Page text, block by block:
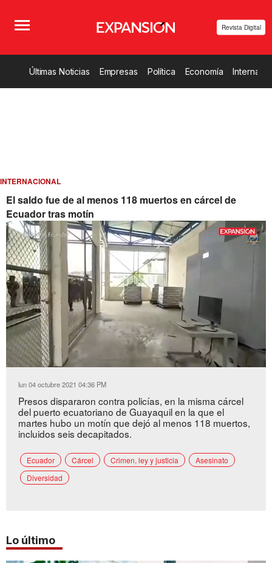
Revista Digital
Últimas Noticias Empresas Política Economía
INTERNACIONAL
El saldo fue de al menos 118 muertos en cárcel de
Ecuador tras motín
Unmute
44.86%
lun 04 octubre 2021 04:36 PM
Presos dispararon contra policías, en la misma cárcel
del puerto ecuatoriano de Guayaquil en la que el
martes hubo un motín que dejó al menos 118 muertos,
incluidos seis decapitados.
Ecuador Cárcel Crimen, ley y justicia
Asesinato
Diversidad
Lo último